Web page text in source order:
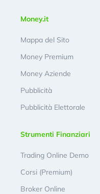
Money.it
Mappa del Sito
Money Premium
Money Aziende
Pubblicità
Pubblicità Elettorale
Strumenti Finanziari
Trading Online Demo
Corsi (Premium)
Broker Online